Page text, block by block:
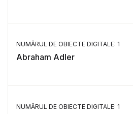
NUMĂRUL DE OBIECTE DIGITALE: 1
Abraham Adler
NUMĂRUL DE OBIECTE DIGITALE: 1